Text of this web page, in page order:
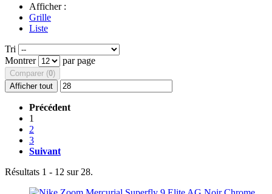
Afficher :
Grille
Liste
Tri
Montrer
par page
Comparer (0)
Afficher tout
Précédent
1
2
3
Suivant
Résultats 1 - 12 sur 28.